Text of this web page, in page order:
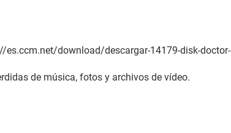
es.ccm.net/download/descargar-14179-disk-doctor-
de música, fotos y archivos de vídeo.